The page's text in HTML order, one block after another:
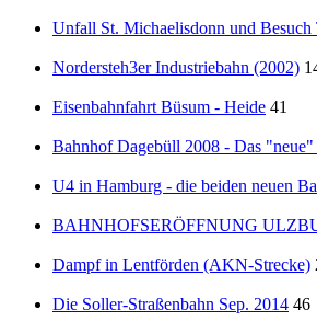
Unfall St. Michaelisdonn und Besuch
Nordersteh3er Industriebahn (2002)
Eisenbahnfahrt Büsum - Heide 41
Bahnhof Dagebüll 2008 - Das
U4 in Hamburg - die beiden neuen
BAHNHOFSERÖFFNUNG
Dampf in Lentförden (AKN-Strecke)
Die Soller-Straßenbahn Sep. 2014 46